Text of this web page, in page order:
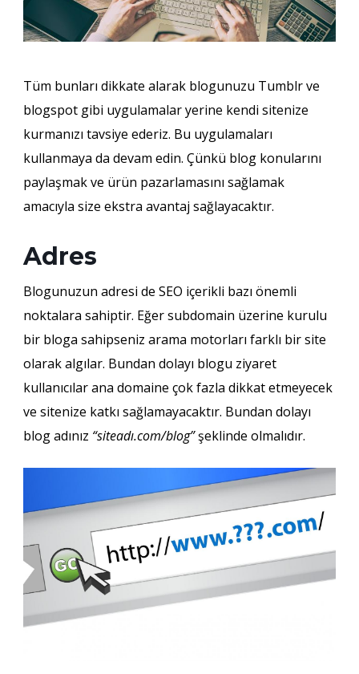
Tüm bunları dikkate alarak blogunuzu Tumblr ve
blogspot gibi uygulamalar yerine kendi sitenize
kurmanızı tavsiye ederiz. Bu uygulamaları
kullanmaya da devam edin. Çünkü blog konularını
paylaşmak ve ürün pazarlamasını sağlamak
amacıyla size ekstra avantaj sağlayacaktır.
Adres
Blogunuzun adresi de SEO içerikli bazı önemli
noktalara sahiptir. Eğer subdomain üzerine kurulu
bir bloga sahipseniz arama motorları farklı bir site
olarak algılar. Bundan dolayı blogu ziyaret
kullanıcılar ana domaine çok fazla dikkat etmeyecek
ve sitenize katkı sağlamayacaktır. Bundan dolayı
blog adınız “siteadı.com/blog”şeklinde olmalıdır.